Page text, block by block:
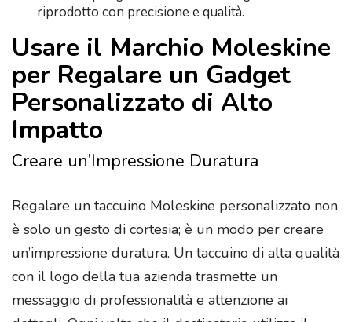
riprodotto con precisione e qualità.
Usare il Marchio Moleskine
per Regalare un Gadget
Personalizzato di Alto
Impatto
Creare un’Impressione Duratura
Regalare un taccuino Moleskine personalizzato non
è solo un gesto di cortesia; è un modo per creare
un’impressione duratura. Un taccuino di alta qualità
con il logo della tua azienda trasmette un
messaggio di professionalità e attenzione ai